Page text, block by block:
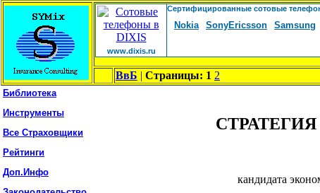
ВвБ | Страницы: 1 2
Библиотека
Инструменты
Все Страховщики
Рейтинги
Доп.Инфо
кандидата